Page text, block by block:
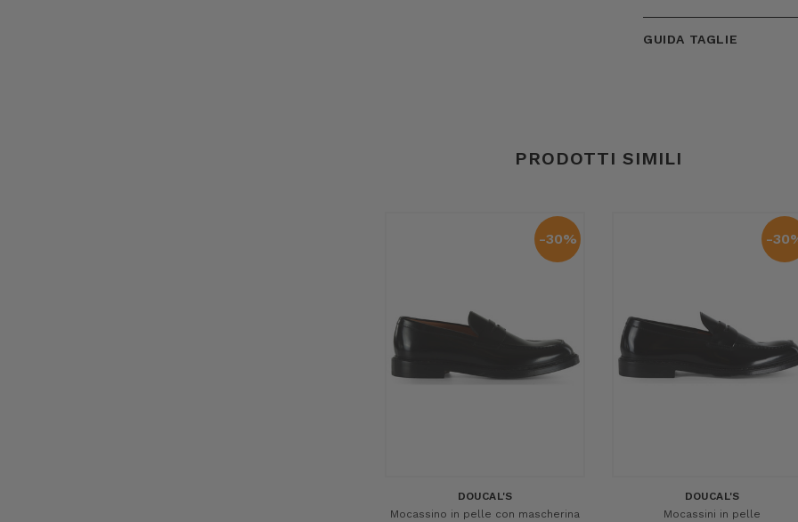
GUIDA TAGLIE
PRODOTTI SIMILI
-30%
DOUCAL'S
Mocassino in pelle con mascherina
-
DOUCAL'S
Mocassini in pelle